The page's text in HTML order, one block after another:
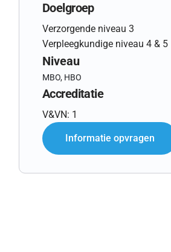
Doelgroep
Verzorgende niveau 3
Verpleegkundige niveau 4 & 5
Niveau
MBO, HBO
Accreditatie
V&VN: 1
Informatie opvragen